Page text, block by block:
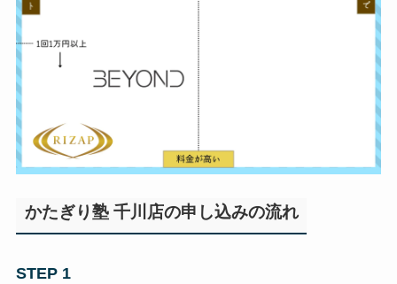
かたぎり塾 千川店の申し込みの流れ
STEP 1